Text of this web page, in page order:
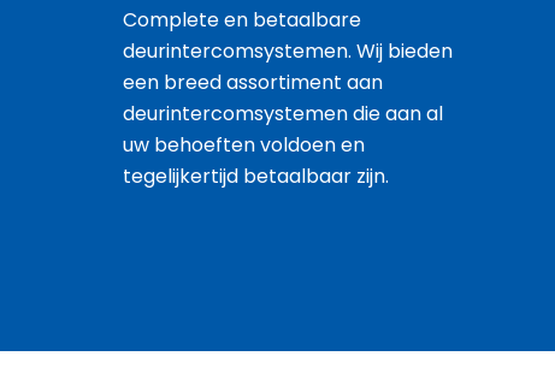
Complete en betaalbare
deurintercomsystemen. Wij bieden
een breed assortiment aan
deurintercomsystemen die aan al
uw behoeften voldoen en
tegelijkertijd betaalbaar zijn.